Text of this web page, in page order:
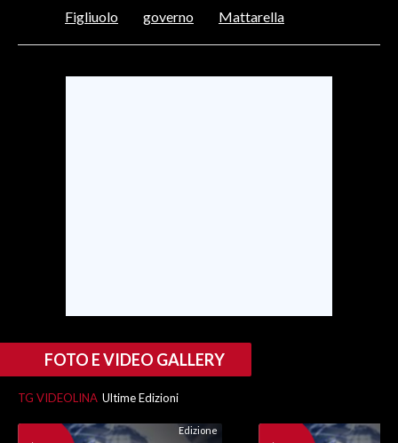
SARDEGNA TURISMO
ABBONATI
ANNUNCI
PUBBLICITÀ
SPIAGGE
Figliuolo
governo Mattarella
FOTO E VIDEO GALLERY
TG VIDEOLINA Ultime Edizioni
Edizione